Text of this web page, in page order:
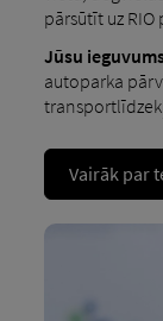
pārsūtīt uz
Jūsu
autoparka
Vairāk par